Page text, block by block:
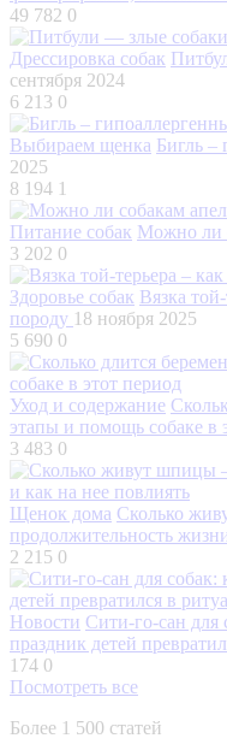
49 782 0
Дрессировка собак
сентября 2024
6 213 0
Выбираем щенка Бигль –
2025
8 194 1
Питание собак Можно ли
3 202 0
Здоровье собак Вязка
породу 18 ноября 2025
5 690 0
Уход и содержание
этапы и помощь собаке в
3 483 0
Щенок дома Сколько
продолжительность
2 215 0
Новости Сити-го-сан для
праздник детей
174 0
Посмотреть все
Более 1 500 статей